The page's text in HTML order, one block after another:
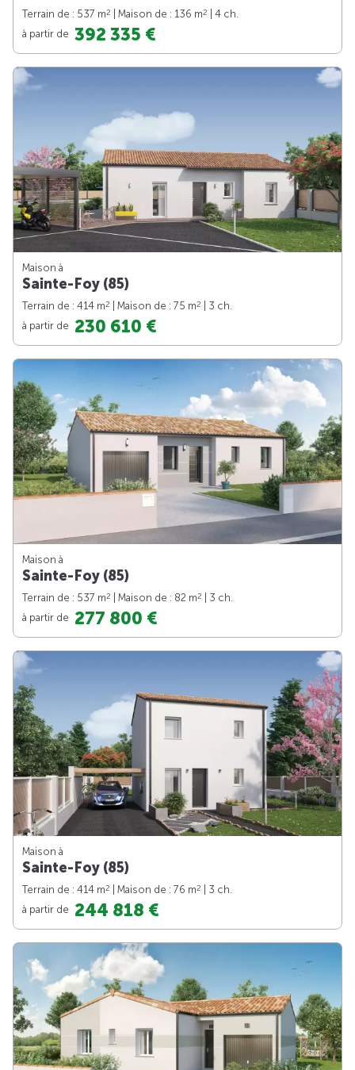
Terrain de : 537 m2 | Maison de : 136 m2
| 4 ch.
à partir de 392 335 €
Maison à
Sainte-Foy (85)
Terrain de : 414 m2 | Maison de : 75 m2
| 3 ch.
à partir de 230 610 €
Maison à
Sainte-Foy (85)
Terrain de : 537 m2 | Maison de : 82 m2
| 3 ch.
à partir de 277 800 €
Maison à
Sainte-Foy (85)
Terrain de : 414 m2 | Maison de : 76 m2
| 3 ch.
à partir de 244 818 €